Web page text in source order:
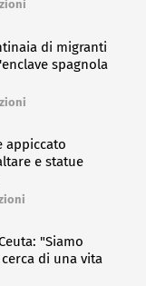
di migranti
spagnola
appiccato
e statue
"Siamo
di una vita